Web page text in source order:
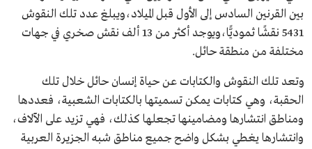
بين القرنين السادس إلى الأول قبل الميلاد،ويبلغ عدد تلك النقوش
5431 نقشًا ثموديًّا،ويوجد أكثر من 13 ألف نقش صخري في جهات
مختلفة من منطقة حائل.
وتعد تلك النقوش والكتابات عن حياة إنسان حائل خلال تلك
الحقبة، وهي كتابات يمكن تسميتها بالكتابات الشعبية، فعددها
ومناطق انتشارها ومضامينها تجعلها كذلك، فهي تزيد على الآلاف،
وانتشارها يغطي بشكل واضح جميع مناطق شبه الجزيرة العربية